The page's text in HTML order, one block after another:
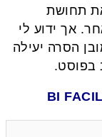
תחושת
אך ידוע לי
הסרה יעילה
בפוסט.